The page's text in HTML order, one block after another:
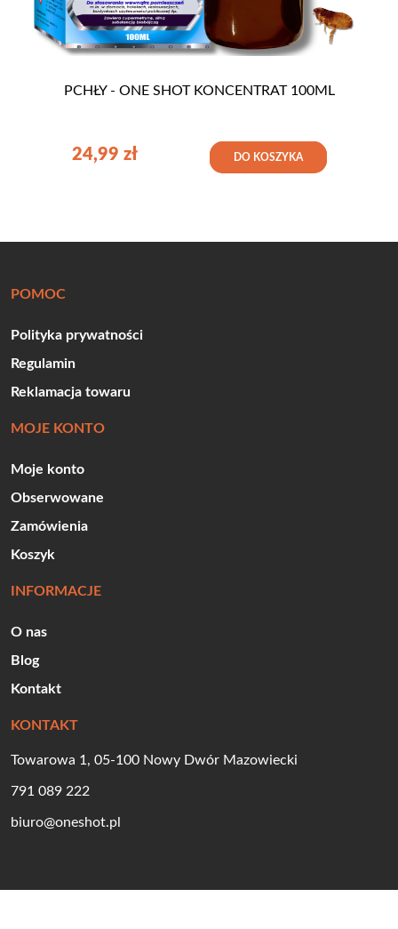
PCHŁY - ONE SHOT KONCENTRAT 100ML
24,99 zł DO KOSZYKA
POMOC
Polityka prywatności
Regulamin
Reklamacja towaru
MOJE KONTO
Moje konto
Obserwowane
Zamówienia
Koszyk
INFORMACJE
O nas
Blog
Kontakt
KONTAKT
Towarowa 1, 05-100 Nowy Dwór Mazowiecki
791 089 222
biuro@oneshot.pl